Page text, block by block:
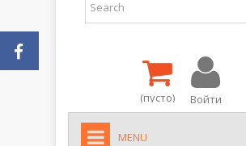
(пусто) Войти
MENU